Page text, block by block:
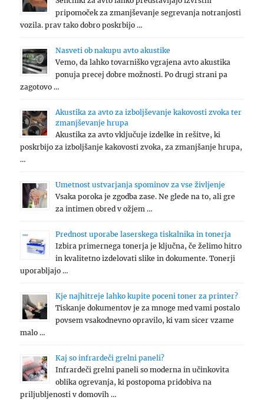
pripomoček za zmanjševanje segrevanja notranjosti
vozila. prav tako dobro poskrbijo …
Nasveti ob nakupu avto akustike
Vemo, da lahko tovarniško vgrajena avto akustika
ponuja precej dobre možnosti. Po drugi strani pa
zagotovo …
Akustika za avto za izboljševanje kakovosti zvoka ter
zmanjševanje hrupa
Akustika za avto vključuje izdelke in rešitve, ki
poskrbijo za izboljšanje kakovosti zvoka, za zmanjšanje hrupa,
…
Umetnost ustvarjanja spominov za vse življenje
Vsaka poroka je zgodba zase. Ne glede na to, ali gre
za intimen obred v ožjem …
Prednost uporabe laserskega tiskalnika in tonerja
Izbira primernega tonerja je ključna, če želimo hitro
in kvalitetno izdelovati slike in dokumente. Tonerji
uporabljajo …
Kje najhitreje lahko kupite poceni toner za printer?
Tiskanje dokumentov je za mnoge med vami postalo
povsem vsakodnevno opravilo, ki vam sicer vzame
malo …
Kaj so infrardeči grelni paneli?
Infrardeči grelni paneli so moderna in učinkovita
oblika ogrevanja, ki postopoma pridobiva na
priljubljenosti v domovih …